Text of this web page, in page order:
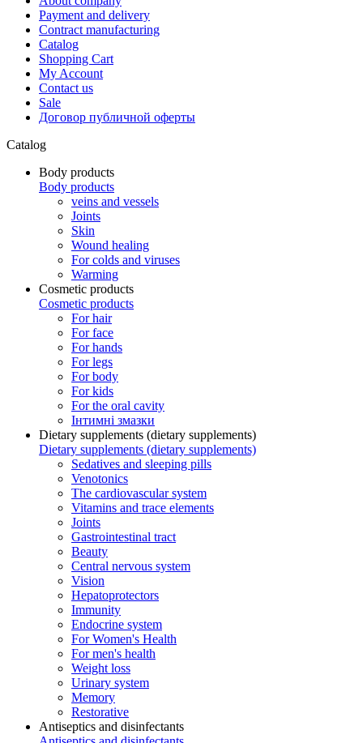
Payment and delivery
Contract manufacturing
Catalog
Shopping Cart
My Account
Contact us
Sale
Договор публичной оферты
Catalog
Body products
Body products
veins and vessels
Joints
Skin
Wound healing
For colds and viruses
Warming
Cosmetic products
Cosmetic products
For hair
For face
For hands
For legs
For body
For kids
For the oral cavity
Інтимні змазки
Dietary supplements (dietary supplements)
Dietary supplements (dietary supplements)
Sedatives and sleeping pills
Venotonics
The cardiovascular system
Vitamins and trace elements
Joints
Gastrointestinal tract
Beauty
Central nervous system
Vision
Hepatoprotectors
Immunity
Endocrine system
For Women's Health
For men's health
Weight loss
Urinary system
Memory
Restorative
Antiseptics and disinfectants